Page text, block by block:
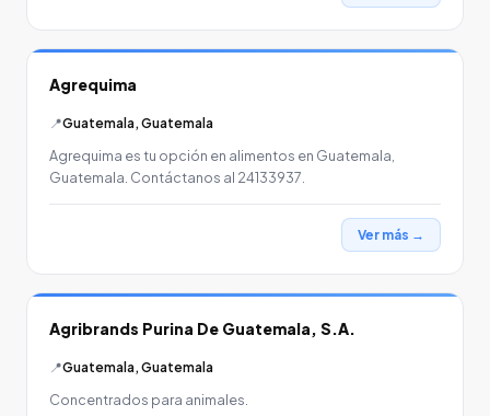
Agrequima
📍Guatemala, Guatemala
Agrequima es tu opción en alimentos en Guatemala,
Guatemala. Contáctanos al 24133937.
Ver más →
Agribrands Purina De Guatemala, S.A.
📍Guatemala, Guatemala
Concentrados para animales.